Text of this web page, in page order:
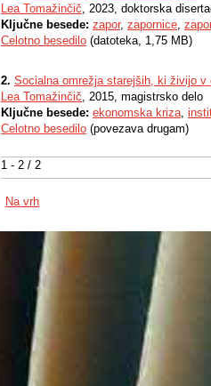
1 - 2 / 2
Lea Tomažinčič, 2023, doktorska
Ključne besede: zapor, zapornice,
Celotno besedilo (datoteka, 1,75 MB)
2. Socialna omrežja starejših, ki živijo v
Lea Tomažinčič, 2015, magistrsko delo
Ključne besede: ekonomska kriza,
Celotno besedilo (povezava drugam)
Na vrh